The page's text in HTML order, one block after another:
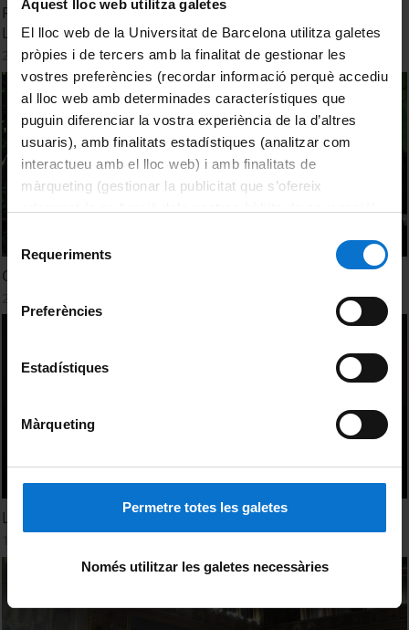
Aquest lloc web utilitza galetes
El lloc web de la Universitat de Barcelona utilitza galetes
pròpies i de tercers amb la finalitat de gestionar les
vostres preferències (recordar informació perquè accediu
al lloc web amb determinades característiques que
puguin diferenciar la vostra experiència de la d’altres
usuaris), amb finalitats estadístiques (analitzar com
interactueu amb el lloc web) i amb finalitats de
màrqueting (gestionar la publicitat que s’ofereix
consultar laPolítica de galetes del lloc web de la
de
consentiment
Requeriments
Preferències
Estadístiques
Màrqueting
Permetre totes les galetes
Només utilitzar les galetes necessàries
Recital d'Elisa Salomon. Era legenda des corbilhuèrs de
Les e des cernalhèrs de Bausen
24 maig, 2024
Concert de Sarabat
Les fenícies d’Eurípides. Grup de Teatre Clàssic de la UB